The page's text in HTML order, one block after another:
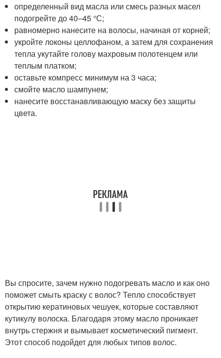
определенный вид масла или смесь разных масел
подогрейте до 40‒45 °С;
равномерно нанесите на волосы, начиная от корней;
укройте локоны целлофаном, а затем для сохранения
тепла укутайте голову махровым полотенцем или
теплым платком;
оставьте компресс минимум на 3 часа;
смойте масло шампунем;
нанесите восстанавливающую маску без защиты
цвета.
Вы спросите, зачем нужно подогревать масло и как оно
поможет смыть краску с волос? Тепло способствует
открытию кератиновых чешуек, которые составляют
кутикулу волоска. Благодаря этому масло проникает
внутрь стержня и вымывает косметический пигмент.
Этот способ подойдет для любых типов волос.